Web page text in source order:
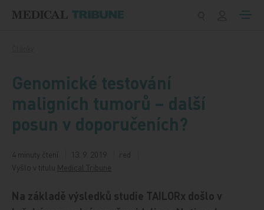
Genomické testování
maligních tumorů – další
posun v doporučeních?
4 minuty čtení 13. 9. 2019
red
Vyšlo v titulu Medical Tribune
Na základě výsledků studie TAILORx došlo v